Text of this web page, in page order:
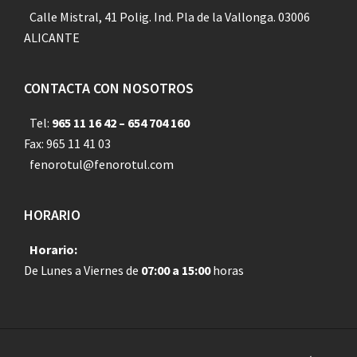
Calle Mistral, 41 Polig. Ind. Pla de la Vallonga. 03006
ALICANTE
CONTACTA CON NOSOTROS
Tel: 965 11 16 42 – 654 704 160
Fax: 965 11 41 03
fenorotul@fenorotul.com
HORARIO
Horario:
De Lunes a Viernes de 07:00 a 15:00horas